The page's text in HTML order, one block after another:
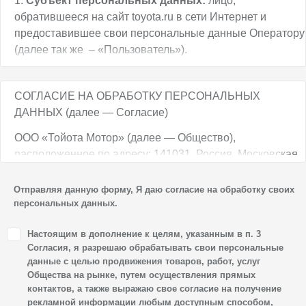
обратившееся на сайт toyota.ru в сети Интернет и
предоставившее свои персональные данные Оператору
(далее так же – «Пользователь»).
«Тойота Мотор» (далее – «Тойота Мотор» или
«Оператор»), имеющее место нахождения по адресу:
МКАД, 84-й км, ТПЗ "Алтуфьево", вл. 5, стр. 1.
том числе в качестве участника мероприятия;
информацию рекламного характера, в том числе, но не
ограничиваясь, о наличии специальных предложений,
проведении мероприятий, акций, презентаций в
отношении продукции Toyota; проведение исследований
рынка и опросов потребителей, направленных на
СОГЛАСИЕ НА ОБРАБОТКУ ПЕРСОНАЛЬНЫХ
ДАННЫХ (далее — Согласие)
ООО «Тойота Мотор» (далее — Общество),
расположенное по адресу: 141031, Россия, Московская
ТПЗ «Алтуфьево», вл. 5, стр. 1, является оператором
персональных данных.
1. Настоящим я даю согласие Обществу на обработку
своих персональных данных, а именно: имени, отчества,
фамилии, контактных данных (включая номер телефона
и адрес электронной почты), адреса, сведений
о впечатлениях, интересах, предпочтениях
Отправляя данную форму, Я даю согласие на обработку своих
персональных данных.
Настоящим в дополнение к целям, указанным в п. 3
Согласия, я разрешаю обрабатывать свои персональные
данные с целью продвижения товаров, работ, услуг
Общества на рынке, путем осуществления прямых
контактов, а также выражаю свое согласие на получение
рекламной информации любым доступным способом,